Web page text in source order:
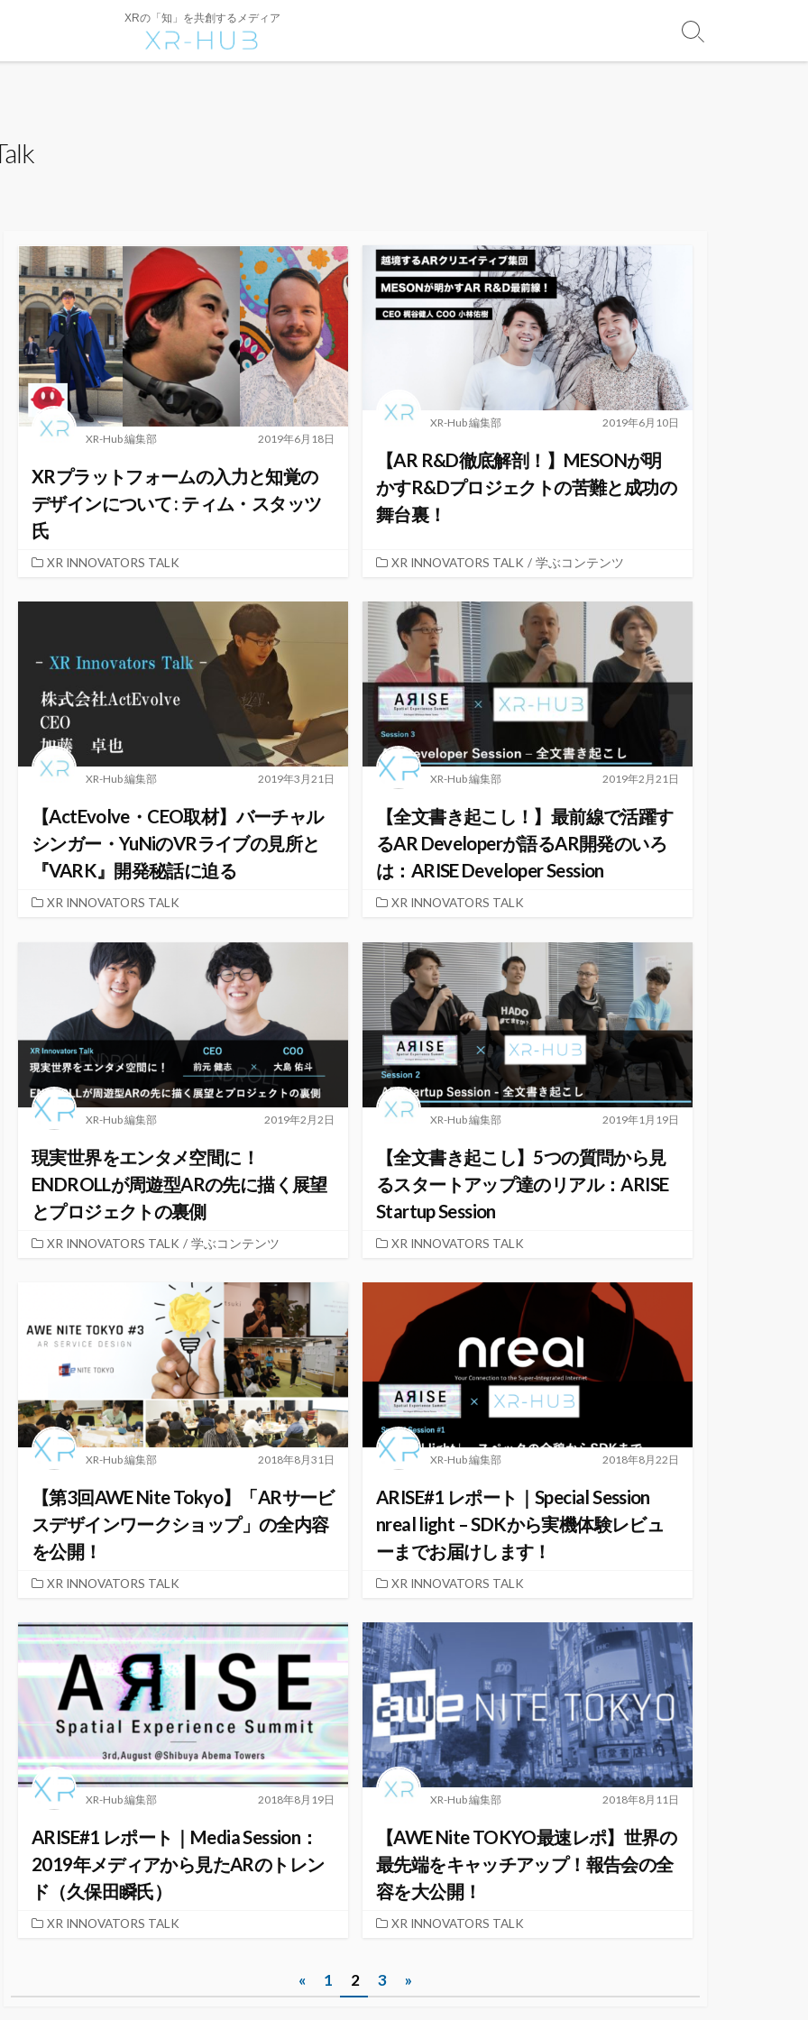
XRの「知」を共創するメディア
2019年6月18日
XR-Hub 編集部
XRプラットフォームの入力と知覚の
デザインについて : ティム・スタッツ
氏
XR INNOVATORS TALK
2019年6月10日
XR-Hub 編集部
【AR R&D徹底解剖！】MESONが明
かすR&Dプロジェクトの苦難と成功の
舞台裏！
XR INNOVATORS TALK / 学ぶコンテンツ
2019年3月21日
XR-Hub 編集部
【ActEvolve・CEO取材】バーチャル
シンガー・YuNiのVRライブの見所と
『VARK』開発秘話に迫る
XR INNOVATORS TALK
2019年2月21日
XR-Hub 編集部
【全文書き起こし！】最前線で活躍す
るAR Developerが語るAR開発のいろ
は：ARISE Developer Session
XR INNOVATORS TALK
2019年2月2日
XR-Hub 編集部
現実世界をエンタメ空間に！
ENDROLLが周遊型ARの先に描く展望
とプロジェクトの裏側
XR INNOVATORS TALK / 学ぶコンテンツ
2019年1月19日
XR-Hub 編集部
【全文書き起こし】5つの質問から見
るスタートアップ達のリアル：ARISE
Startup Session
XR INNOVATORS TALK
2018年8月31日
XR-Hub 編集部
【第3回AWE Nite Tokyo】「ARサービ
スデザインワークショップ」の全内容
を公開！
XR INNOVATORS TALK
2018年8月22日
XR-Hub 編集部
ARISE#1 レポート｜Special Session
nreal light – SDKから実機体験レビュ
ーまでお届けします！
XR INNOVATORS TALK
2018年8月19日
XR-Hub 編集部
ARISE#1 レポート｜Media Session：
2019年メディアから見たARのトレン
ド（久保田瞬氏）
XR INNOVATORS TALK
2018年8月11日
XR-Hub 編集部
【AWE Nite TOKYO最速レポ】世界の
最先端をキャッチアップ！報告会の全
容を大公開！
XR INNOVATORS TALK
« 1 2 3 »